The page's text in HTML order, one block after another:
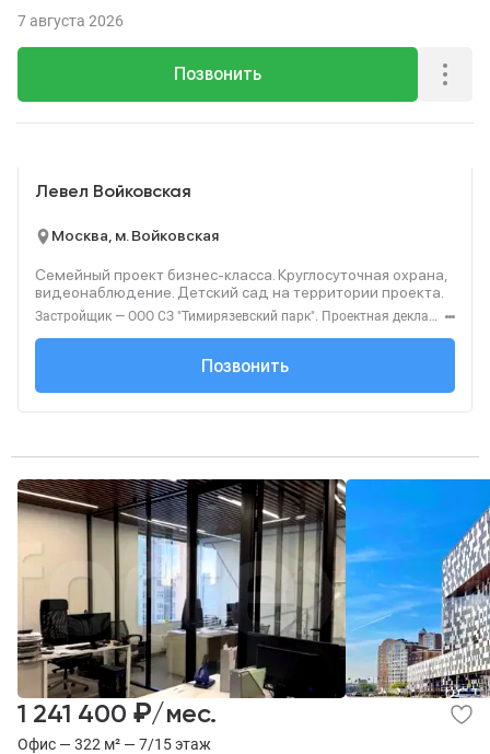
Позвонить
7 августа 2026
Левел Войковская
Москва, м. Войковская
Семейный проект бизнес-класса. Круглосуточная охрана,
видеонаблюдение. Детский сад на территории проекта.
Застройщик — ООО СЗ "Тимирязевский парк". Проектная декларация — наш.дом.рф. Акция до 31.08.2026. Не оферта. Подробности — level.ru
+7 (495) 137-47-...
Позвонить
Офис — 322 м² — 7/15 этаж
1 241 400 ₽/мес.